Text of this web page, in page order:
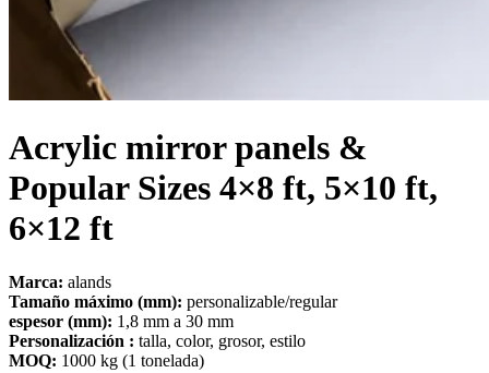
Acrylic mirror panels &
Popular Sizes 4×8 ft, 5×10 ft,
6×12 ft
Marca: alands
Tamaño máximo (mm): personalizable/regular
espesor (mm): 1,8 mm a 30 mm
Personalización : talla, color, grosor, estilo
MOQ: 1000 kg (1 tonelada)